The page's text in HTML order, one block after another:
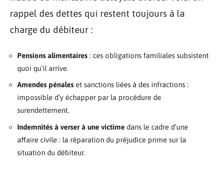
rappel des dettes qui restent toujours à la
charge du débiteur :
Pensions alimentaires : ces obligations familiales subsistent
quoi qu’il arrive.
Amendes pénales et sanctions liées à des infractions :
impossible d’y échapper par la procédure de
surendettement.
Indemnités à verser à une victime dans le cadre d’une
affaire civile : la réparation du préjudice prime sur la
situation du débiteur.